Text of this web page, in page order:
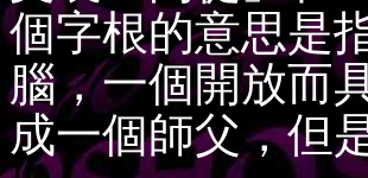
個字根的意思是
腦，一個開放而
成一個師父，但